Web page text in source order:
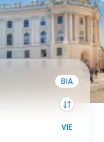
BIA
VIE